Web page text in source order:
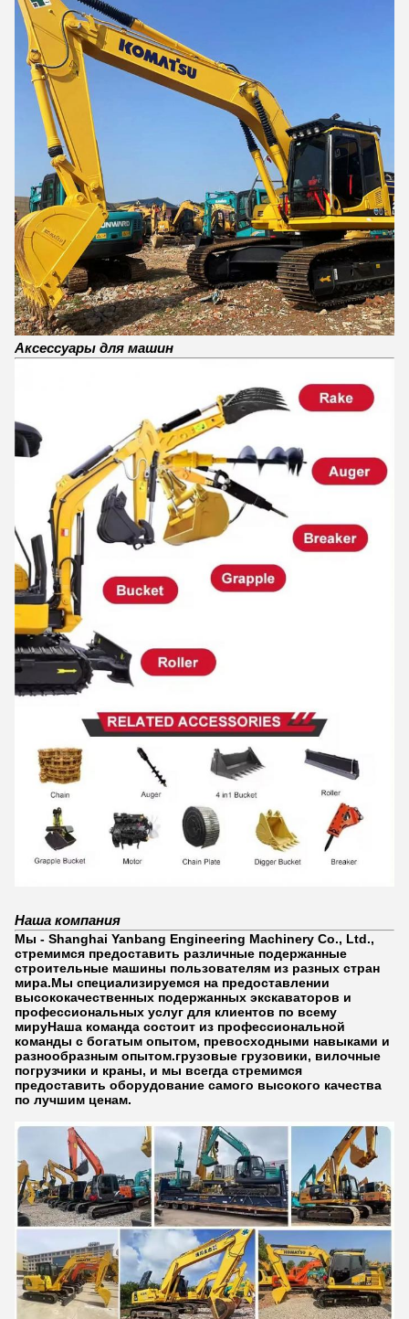
Аксессуары для машин
Наша компания
Мы - Shanghai Yanbang Engineering Machinery Co., Ltd.,
стремимся предоставить различные подержанные
строительные машины пользователям из разных стран
мира.Мы специализируемся на предоставлении
высококачественных подержанных экскаваторов и
профессиональных услуг для клиентов по всему
мируНаша команда состоит из профессиональной
команды с богатым опытом, превосходными навыками и
разнообразным опытом.грузовые грузовики, вилочные
погрузчики и краны, и мы всегда стремимся
предоставить оборудование самого высокого качества
по лучшим ценам.